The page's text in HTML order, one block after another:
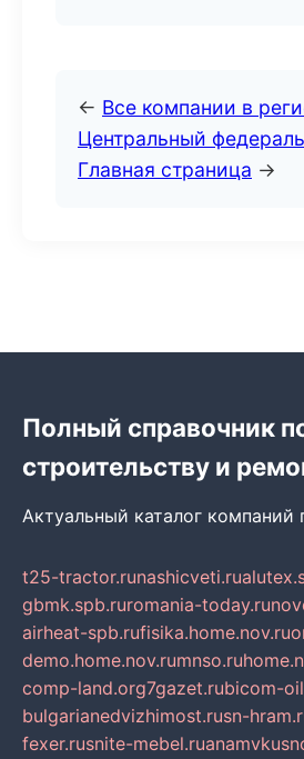
← Все компании в
Центральный
Главная страница →
Полный справочник
строительству и
Актуальный каталог компаний
t25-tractor.runashicveti.ru
gbmk.spb.ruromania-today.ru
airheat-spb.rufisika.home.nov.ru
demo.home.nov.rumnso.ru
comp-land.org7gazet.rubicom-
bulgarianedvizhimost.rusn-
fexer.rusnite-mebel.ru